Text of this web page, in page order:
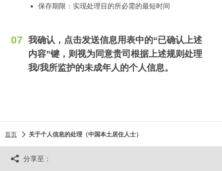
保存期限：实现处理目的所必需的最短时间
我确认，点击发送信息用表中的“已确认上述
内容”键，则视为同意贵司根据上述规则处理
我/我所监护的未成年人的个人信息。
首页 关于个人信息的处理（中国本土居住人士）
分享至：